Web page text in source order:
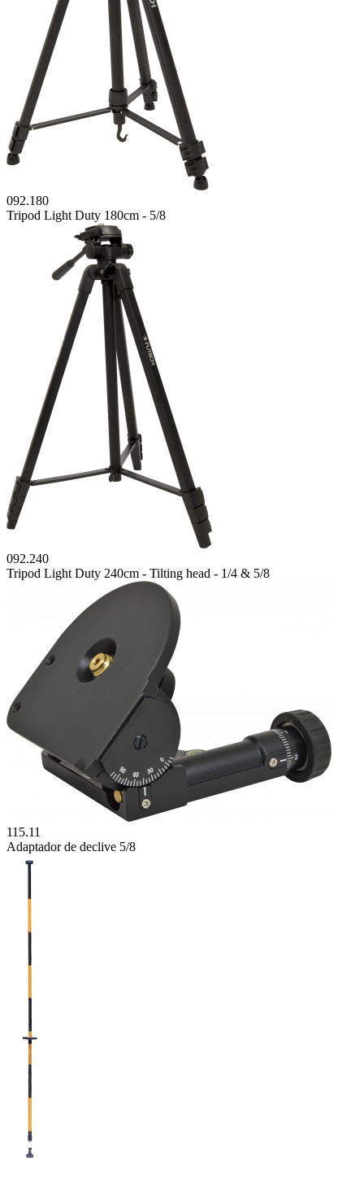
092.180
Tripod Light Duty 180cm - 5/8
092.240
Tripod Light Duty 240cm - Tilting head - 1/4 & 5/8
115.11
Adaptador de declive 5/8